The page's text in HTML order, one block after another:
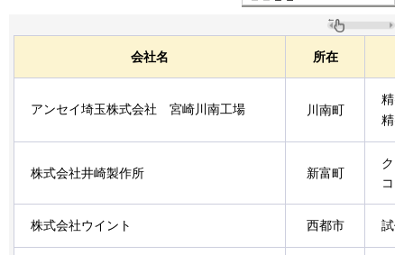
会社名 所在
アンセイ埼玉株式会社 宮崎川南工場 川南町
精
精
株式会社井崎製作所 新富町
ク
コ
株式会社ウイント 西都市 試